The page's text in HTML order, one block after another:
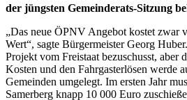
der jüngsten Gemeinderats-Sitzung
„Das neue ÖPNV Angebot kostet zwar
Wert“, sagte Bürgermeister Georg
Projekt vom Freistaat bezuschusst, aber
Kosten und den Fahrgasterlösen werde
Gemeinden umgelegt. Im ersten Jahr
Samerberg knapp 10 000 Euro